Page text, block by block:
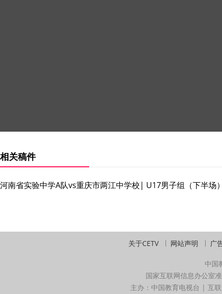
相关稿件
河南省实验中学A队vs重庆市两江中学校| U17男子组（下半场
关于CETV 网站声明 广
中国
国家互联网信息办公室
主办：中国教育电视台 | 互